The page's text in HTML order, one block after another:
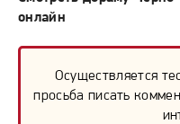
онлайн
Осуществляется
просьба писать